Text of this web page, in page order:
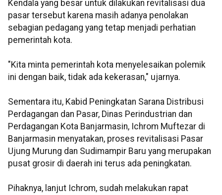
Kendala yang besar untuk dilakukan revitalisasi dua
pasar tersebut karena masih adanya penolakan
sebagian pedagang yang tetap menjadi perhatian
pemerintah kota.
"Kita minta pemerintah kota menyelesaikan polemik
ini dengan baik, tidak ada kekerasan," ujarnya.
Sementara itu, Kabid Peningkatan Sarana Distribusi
Perdagangan dan Pasar, Dinas Perindustrian dan
Perdagangan Kota Banjarmasin, Ichrom Muftezar di
Banjarmasin menyatakan, proses revitalisasi Pasar
Ujung Murung dan Sudimampir Baru yang merupakan
pusat grosir di daerah ini terus ada peningkatan.
Pihaknya, lanjut Ichrom, sudah melakukan rapat